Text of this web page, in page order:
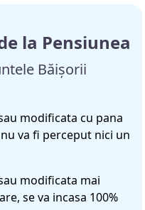
la Pensiunea
Băişorii
modificata cu pana
va fi perceput nici un
modificata mai
se va incasa 100%